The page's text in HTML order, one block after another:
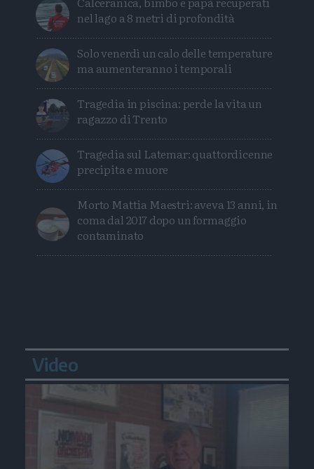
nel lago a 8 metri di profondità
Solo venerdì un calo delle temperature
ma aumenteranno i temporali
Tragedia in piscina: perde la vita un
ragazzo di Trento
Tragedia sul Latemar: quattordicenne
precipita e muore
Morto Mattia Maestri: aveva 13 anni, in
coma dal 2017 dopo un formaggio
contaminato
Video